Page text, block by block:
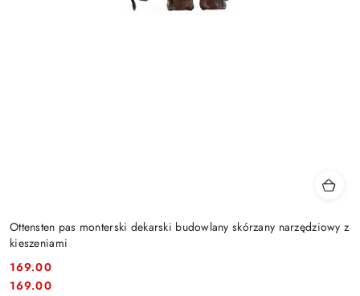
Ottensten pas monterski dekarski budowlany skórzany narzędziowy z
kieszeniami
Cena:
169.00
Cena:
169.00